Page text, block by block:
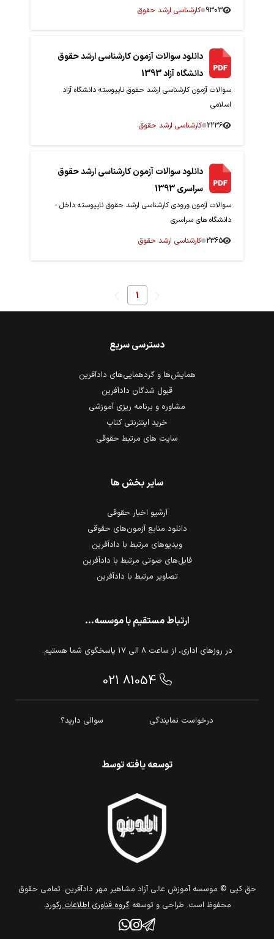
9303 کارشناسی ارشد حقوق
دانلود سوالات آزمون کارشناسی ارشد حقوق
دانشگاه آزاد 1393
سوالات آزمون کارشناسی ارشد حقوق ناپیوسته دانشگاه آزاد
اسلامی
2236 کارشناسی ارشد حقوق
دانلود سوالات آزمون کارشناسی ارشد حقوق
سراسری 1393
سوالات آزمون ورودی کارشناسی ارشد حقوق ناپیوسته داخل -
دانشگاه های سراسری
2365 کارشناسی ارشد حقوق
1
ارتباط مستقیم با موسسه...
در روزهای اداری، از ساعت 8 الی 17 پاسخگوی شما هستیم.
021 81054
درخواست نمایندگی سوالی دارید؟
دسترسی سریع
همایش‌ها و گردهمایی‌های دادآفرین
قبول شدگان دادآفرین
مشاوره و برنامه ریزی آموزشی
خرید اینترنتی کتاب
سایت های مرتبط حقوقی
سایر بخش ها
آرشیو اخبار حقوقی
دانلود منابع آزمون‌های حقوقی
ویدیوهای مرتبط با دادآفرین
فایل‌های صوتی مرتبط با دادآفرین
تصاویر مرتبط با دادآفرین
توسعه یافته توسط
حق كپي © موسسه آموزش عالی آزاد مشاهیر مهر دادآفرین. تمامي حقوق
محفوظ است. طراحي و توسعهگروه فناوري اطلاعات ركورد.